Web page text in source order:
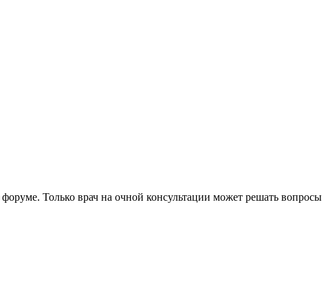
Только врач на очной консультации может решать вопросы